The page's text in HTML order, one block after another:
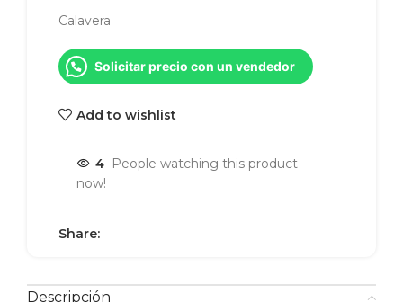
Calavera
Solicitar precio con un vendedor
Add to wishlist
4
People watching this product
now!
Share:
Descripción